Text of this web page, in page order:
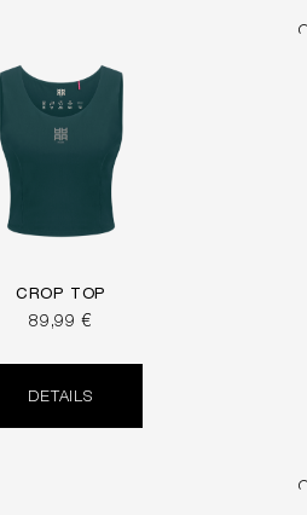
CROP TOP
89,99 €
DETAILS